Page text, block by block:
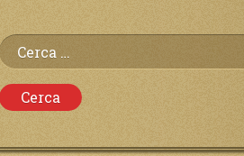
Ricerca
per: